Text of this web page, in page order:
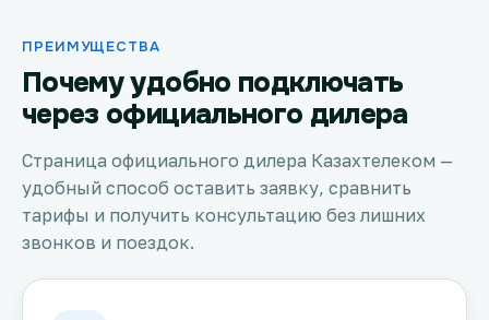
ПРЕИМУЩЕСТВА
Почему удобно подключать
через официального дилера
Страница официального дилера Казахтелеком —
удобный способ оставить заявку, сравнить
тарифы и получить консультацию без лишних
звонков и поездок.